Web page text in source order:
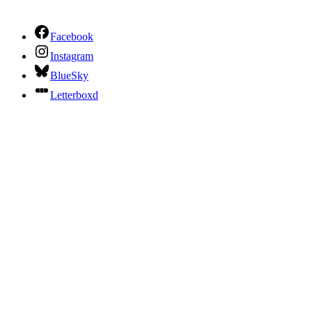
Facebook
Instagram
BlueSky
Letterboxd